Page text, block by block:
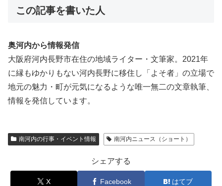
この記事を書いた人
奥河内から情報発信
大阪府河内長野市在住の地域ライター・文筆家。2021年
に縁もゆかりもない河内長野に移住し「よそ者」の立場で
地元の魅力・町が元気になるような唯一無二の文章執筆、
情報を発信しています。
南河内の行事・イベント情報 南河内ニュース（ショート）
シェアする
X Facebook はてブ